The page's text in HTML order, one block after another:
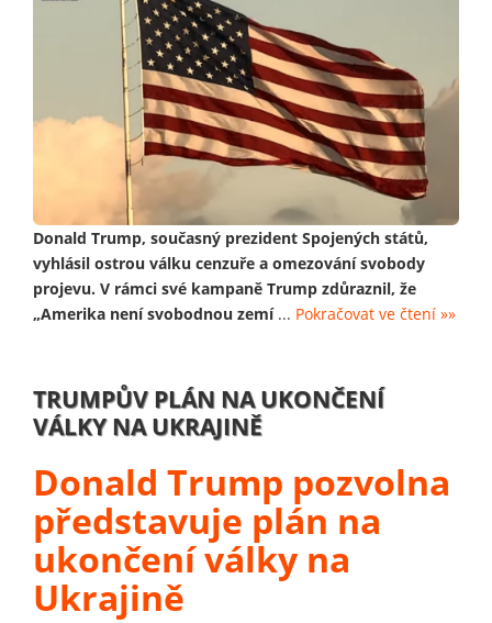
Donald Trump, současný prezident Spojených států,
vyhlásil ostrou válku cenzuře a omezování svobody
projevu. V rámci své kampaně Trump zdůraznil, že
„Amerika není svobodnou zemí... Pokračovat ve čtení »»
TRUMPŮV PLÁN NA UKONČENÍ
VÁLKY NA UKRAJINĚ
Donald Trump pozvolna
představuje plán na
ukončení války na
Ukrajině